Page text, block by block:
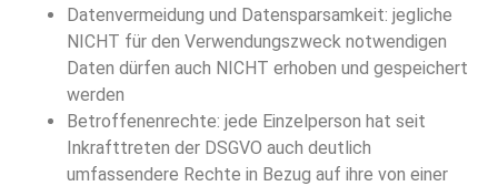
Datenvermeidung und Datensparsamkeit: jegliche
NICHT für den Verwendungszweck notwendigen
Daten dürfen auch NICHT erhoben und gespeichert
werden
Betroffenenrechte: jede Einzelperson hat seit
Inkrafttreten der DSGVO auch deutlich
umfassendere Rechte in Bezug auf ihre von einer